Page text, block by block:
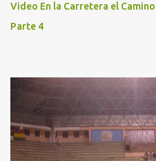
Video En la Carretera el
Parte 4